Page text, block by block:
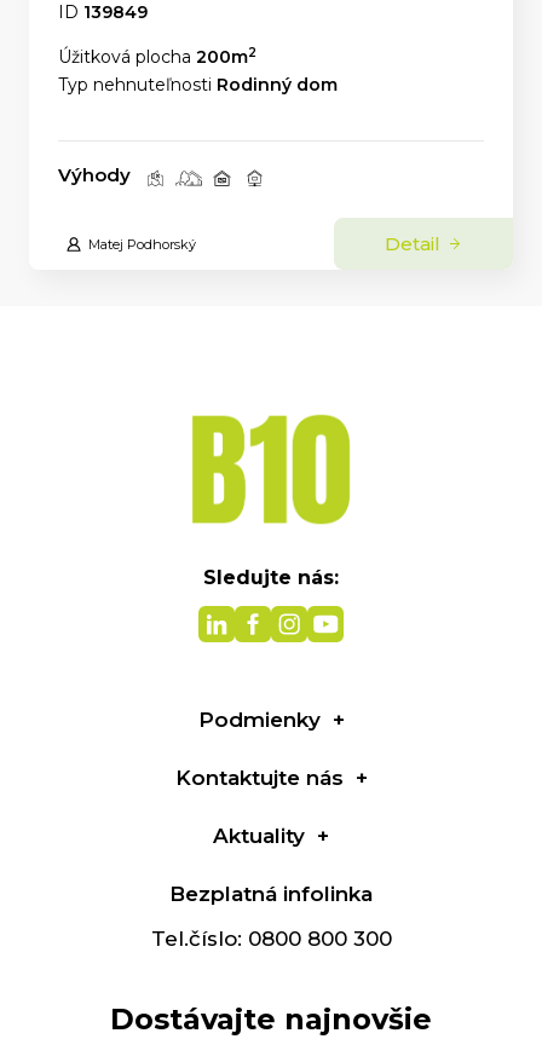
ID 139849
Úžitková plocha 200m2
Typ nehnuteľnosti Rodinný dom
Výhody
Matej Podhorský Detail
Sledujte nás:
Podmienky
Kontaktujte nás
Aktuality
Bezplatná infolinka
Tel.číslo: 0800 800 300
Dostávajte najnovšie